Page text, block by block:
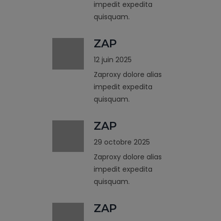
impedit expedita
quisquam.
ZAP
12 juin 2025
Zaproxy dolore alias
impedit expedita
quisquam.
ZAP
29 octobre 2025
Zaproxy dolore alias
impedit expedita
quisquam.
ZAP